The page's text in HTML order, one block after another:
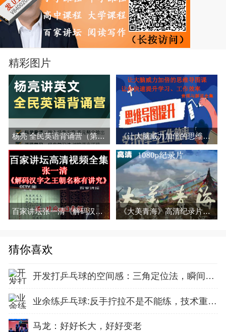
精彩图片
杨亮 全民​英语背诵‎营（第四季）百度网盘分享 《让大脑威力加倍的思维导图课，让你快速提升学习、工作效率》音频与解说全集百度网盘百度云下载
百家讲坛张一清《解码汉字之王朝名称有讲究》视频和音频全集百度网盘下载 《大美青海》高清纪录片1080p视频百度网盘下载
猜你喜欢
开发打乒乓球的空间感：三角定位法，瞬间找准最佳击球点
业余练乒乓球:反手拧拉不是不能练，技术重点就不在手上
马龙：好好长大，好好变老